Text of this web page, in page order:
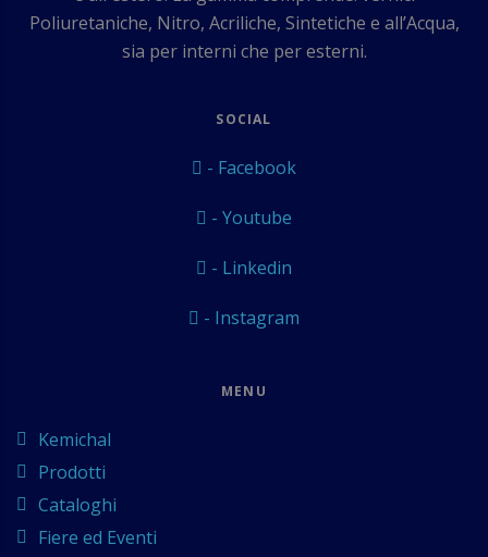
Poliuretaniche, Nitro, Acriliche, Sintetiche e all’Acqua,
sia per interni che per esterni.
SOCIAL
- Facebook
- Youtube
- Linkedin
- Instagram
MENU
Kemichal
Prodotti
Cataloghi
Fiere ed Eventi